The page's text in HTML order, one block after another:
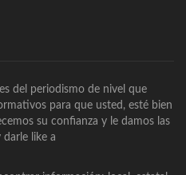
del periodismo de nivel que
para que usted, esté bien
su confianza y le damos las
darle like a